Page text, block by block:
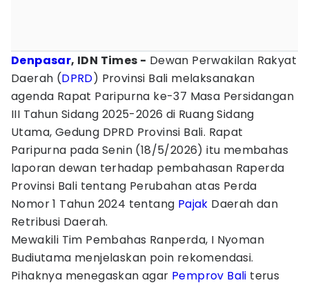
Denpasar, IDN Times - Dewan Perwakilan Rakyat
Daerah (DPRD) Provinsi Bali melaksanakan
agenda Rapat Paripurna ke-37 Masa Persidangan
III Tahun Sidang 2025-2026 di Ruang Sidang
Utama, Gedung DPRD Provinsi Bali. Rapat
Paripurna pada Senin (18/5/2026) itu membahas
laporan dewan terhadap pembahasan Raperda
Provinsi Bali tentang Perubahan atas Perda
Nomor 1 Tahun 2024 tentang Pajak Daerah dan
Retribusi Daerah.
Mewakili Tim Pembahas Ranperda, I Nyoman
Budiutama menjelaskan poin rekomendasi.
Pihaknya menegaskan agar Pemprov Bali terus